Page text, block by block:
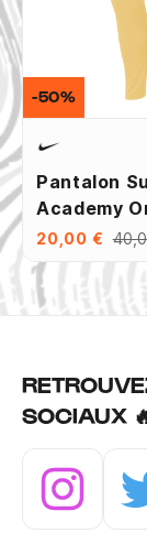
Pantalon
Academy
20,00 €
-50%
SOCIAUX